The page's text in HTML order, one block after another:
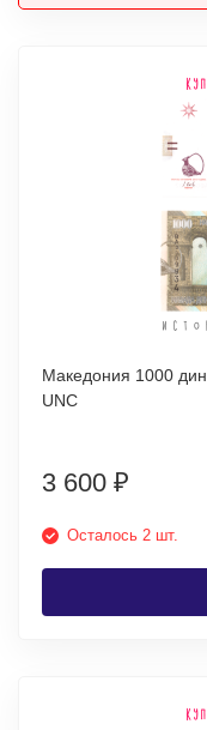
Македония 1000
UNC
3 600 ₽
Осталось 2 шт.